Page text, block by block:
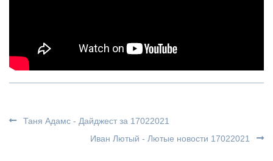
Таня Адамс - Дайджест за 17022021
Иван Лютый - Лютые новости 17022021